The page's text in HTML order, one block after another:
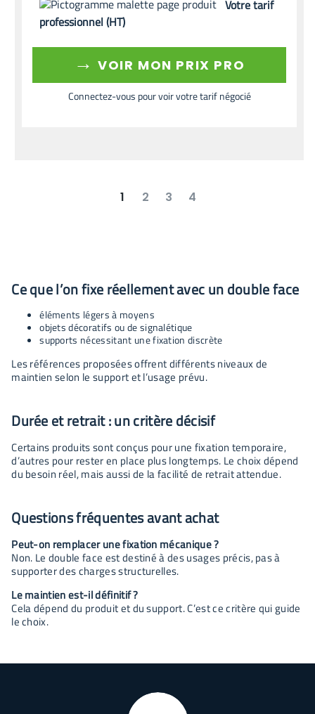
Votre tarif
professionnel (HT)
→ VOIR MON PRIX PRO
Connectez-vous pour voir votre tarif négocié
1 2 3 4
Ce que l’on fixe réellement avec un double face
éléments légers à moyens
objets décoratifs ou de signalétique
supports nécessitant une fixation discrète
Les références proposées offrent différents niveaux de
maintien selon le support et l’usage prévu.
Durée et retrait : un critère décisif
Certains produits sont conçus pour une fixation temporaire,
d’autres pour rester en place plus longtemps. Le choix dépend
du besoin réel, mais aussi de la facilité de retrait attendue.
Questions fréquentes avant achat
Peut-on remplacer une fixation mécanique ?
Non. Le double face est destiné à des usages précis, pas à
supporter des charges structurelles.
Le maintien est-il définitif ?
Cela dépend du produit et du support. C’est ce critère qui guide
le choix.